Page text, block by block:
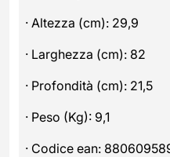
· Altezza (cm): 29,9
· Larghezza (cm): 82
· Profondità (cm): 21,5
· Peso (Kg): 9,1
· Codice ean: